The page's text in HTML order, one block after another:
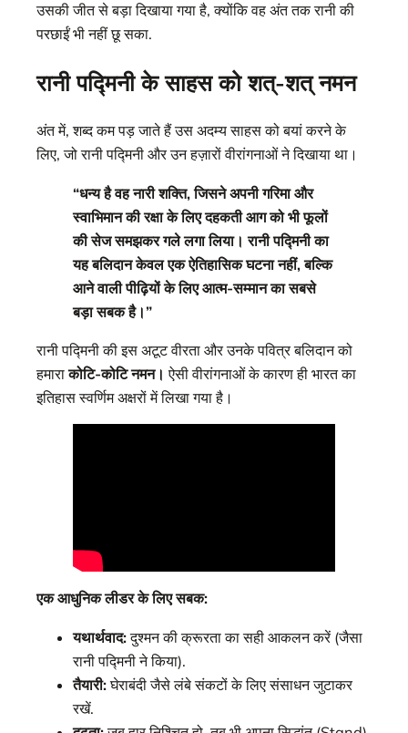
उसकी जीत से बड़ा दिखाया गया है, क्योंकि वह अंत तक रानी की
परछाईं भी नहीं छू सका.
रानी पद्मिनी के साहस को शत्-शत् नमन
अंत में, शब्द कम पड़ जाते हैं उस अदम्य साहस को बयां करने के
लिए, जो रानी पद्मिनी और उन हज़ारों वीरांगनाओं ने दिखाया था।
“धन्य है वह नारी शक्ति, जिसने अपनी गरिमा और
स्वाभिमान की रक्षा के लिए दहकती आग को भी फूलों
की सेज समझकर गले लगा लिया। रानी पद्मिनी का
यह बलिदान केवल एक ऐतिहासिक घटना नहीं, बल्कि
आने वाली पीढ़ियों के लिए आत्म-सम्मान का सबसे
बड़ा सबक है।”
रानी पद्मिनी की इस अटूट वीरता और उनके पवित्र बलिदान को
हमाराकोटि-कोटि नमन। ऐसी वीरांगनाओं के कारण ही भारत का
इतिहास स्वर्णिम अक्षरों में लिखा गया है।
एक आधुनिक लीडर के लिए सबक:
यथार्थवाद:दुश्मन की क्रूरता का सही आकलन करें (जैसा
रानी पद्मिनी ने किया).
तैयारी:घेराबंदी जैसे लंबे संकटों के लिए संसाधन जुटाकर
रखें.